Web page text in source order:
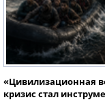
«Цивилизационная
кризис стал